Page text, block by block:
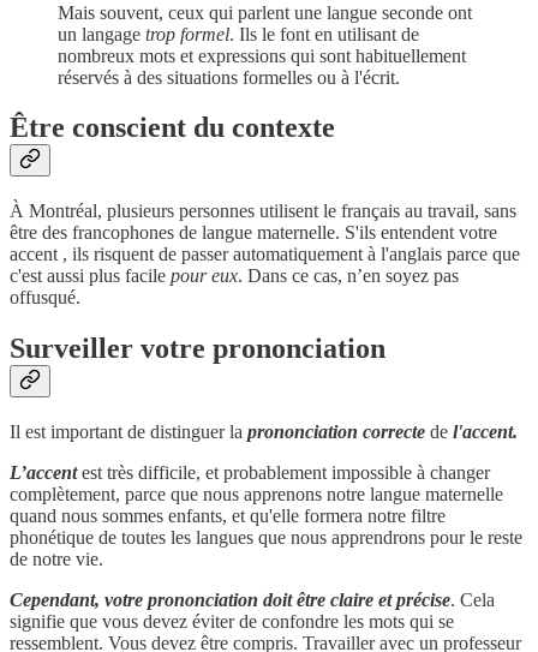
Mais souvent, ceux qui parlent une langue seconde ont
un langage trop formel. Ils le font en utilisant de
nombreux mots et expressions qui sont habituellement
réservés à des situations formelles ou à l'écrit.
Être conscient du contexte
À Montréal, plusieurs personnes utilisent le français au travail, sans
être des francophones de langue maternelle. S'ils entendent votre
accent , ils risquent de passer automatiquement à l'anglais parce que
c'est aussi plus facile pour eux. Dans ce cas, n’en soyez pas
offusqué.
Surveiller votre prononciation
Il est important de distinguer la prononciation correcte de l'accent.
L’accentest très difficile, et probablement impossible à changer
complètement, parce que nous apprenons notre langue maternelle
quand nous sommes enfants, et qu'elle formera notre filtre
phonétique de toutes les langues que nous apprendrons pour le reste
de notre vie.
Cependant, votre prononciation doit être claire et précise. Cela
signifie que vous devez éviter de confondre les mots qui se
ressemblent. Vous devez être compris. Travailler avec un professeur